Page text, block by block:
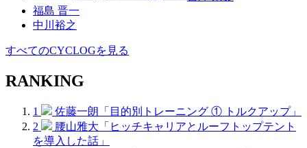
福島 晋一
中川裕之
すべてのCYCLOGを見る
RANKING
1
佐藤一朗「目的別トレーニング ① トルクアップ」
2
腰山雅大「ヒッチキャリアとルーフトップテント
を導入した話」